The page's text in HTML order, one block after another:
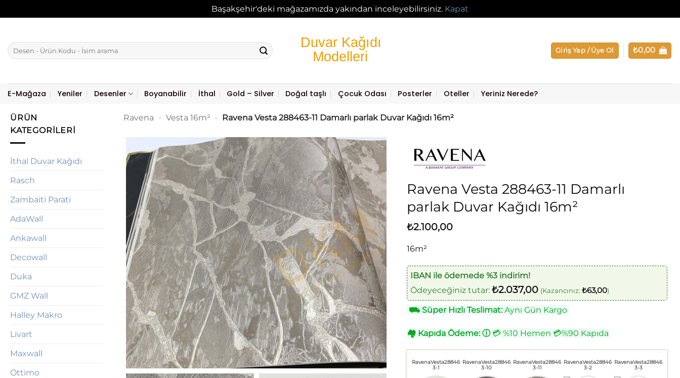
Başakşehir'deki mağazamızda yakından inceleyebilirsiniz. Kapat
Ara:
Giriş Yap / Üye Ol ₺0,00
E-Mağaza Yeniler Desenler Boyanabilir İthal Gold – Silver Doğal taşlı Çocuk Odası Posterler Oteller Yeriniz Nerede?
ÜRÜN
KATEGORILERI
İthal Duvar Kağıdı
Rasch
Zambaiti Parati
AdaWall
Ankawall
Decowall
Duka
GMZ Wall
Halley Makro
Livart
Maxwall
Ottimo
Ravena - Vesta 16m² - Ravena Vesta 288463-11 Damarlı parlak Duvar Kağıdı 16m²
Ravena Vesta 288463-11 Damarlı
parlak Duvar Kağıdı 16m²
₺2.100,00
16m²
IBAN ile ödemede %3 indirim!
Ödeyeceğiniz tutar: ₺2.037,00 (Kazancınız: ₺63,00)
⛟Süper Hızlı Teslimat:Aynı Gün Kargo
🏘 Kapıda Ödeme: ⓘ💳 %10 Hemen 💳%90 Kapıda
RavenaVesta28846
3-1
RavenaVesta28846
3-10
RavenaVesta28846
3-11
RavenaVesta28846
3-2
RavenaVesta28846
3-3